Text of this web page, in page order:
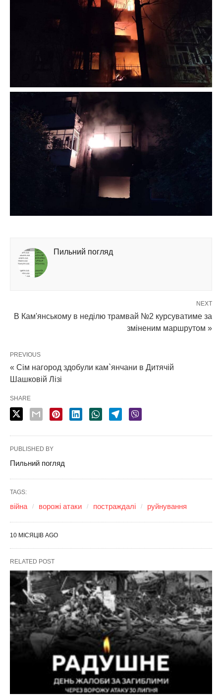
Пильний погляд
NEXT
В Кам'янському в неділю трамвай №2 курсуватиме за
зміненим маршрутом »
PREVIOUS
« Сім нагород здобули кам`янчани в Дитячій
Шашковій Лізі
SHARE
PUBLISHED BY
Пильний погляд
TAGS:
війна ворожі атаки постраждалі руйнування
10 МІСЯЦІВ AGO
RELATED POST